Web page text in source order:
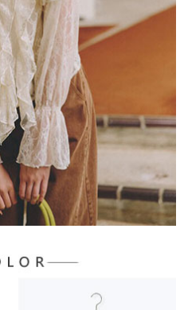
之「AFTEE先享後付」服務完成之交
資料，並將交易相關給付款項請求債
下網址：
理人或監護人之同意方可使用
者引起之損失，本公司不負相關責
據個別帳號之用戶狀況，依本公司即
度不足之情形，本公司將視審查結果
資訊註冊。若發現惡意使用之情形，
戶之使用額度並採取法律行動。
運費
運費
運費